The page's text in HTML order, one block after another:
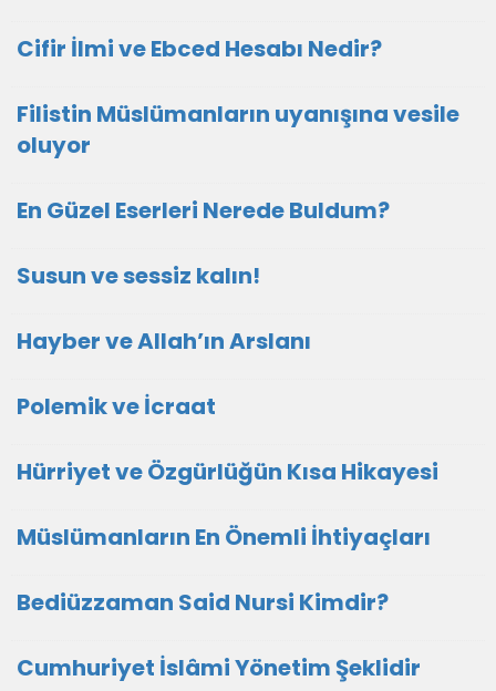
Cifir İlmi ve Ebced Hesabı Nedir?
Filistin Müslümanların uyanışına vesile
oluyor
En Güzel Eserleri Nerede Buldum?
Susun ve sessiz kalın!
Hayber ve Allah’ın Arslanı
Polemik ve İcraat
Hürriyet ve Özgürlüğün Kısa Hikayesi
Müslümanların En Önemli İhtiyaçları
Bediüzzaman Said Nursi Kimdir?
Cumhuriyet İslâmi Yönetim Şeklidir